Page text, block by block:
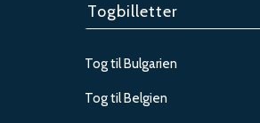
Togbilletter
Tog til Bulgarien
Tog til Belgien